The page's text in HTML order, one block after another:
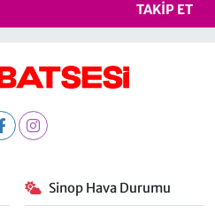
TAKIP ET
Sinop Hava Durumu